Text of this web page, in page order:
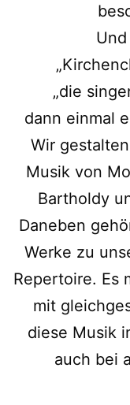
„die
dann einmal
Wir
Musik von
Bartholdy
Daneben
Werke zu
Repertoire. Es
mit
diese Musik
auch bei